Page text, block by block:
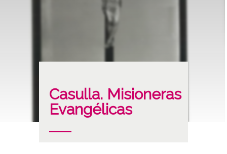
Casulla. Misioneras
Evangélicas